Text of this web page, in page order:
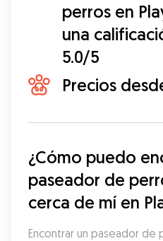
perros en
una
5.0/5
Precios
¿Cómo puedo
paseador de
cerca de mí en
Encontrar un paseador de